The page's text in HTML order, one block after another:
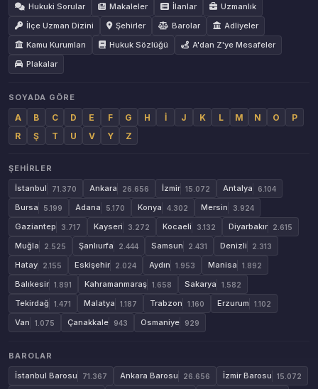
Hukuki Sorular
Makaleler İlanlar
Uzmanlık
İlçe Uzman Dizini
Şehirler Barolar
Adliyeler
Kamu Kurumları
Hukuk Sözlüğü
A'dan Z'ye Mesafeler
Plakalar
SOYADA GÖRE
A B C D E F G H İ J K L M N O
P
R
Ş T U V Y Z
ŞEHIRLER
İstanbul
71.370 Ankara 26.656 İzmir 15.072 Antalya 6.104
Bursa 5.199 Adana 5.170 Konya 4.302 Mersin 3.924
Gaziantep 3.717 Kayseri 3.272 Kocaeli 3.132 Diyarbakır 2.615
Muğla 2.525 Şanlıurfa 2.444 Samsun 2.431 Denizli 2.313
Hatay 2.155 Eskişehir 2.024 Aydın 1.953 Manisa 1.892
Balıkesir 1.891 Kahramanmaraş 1.658 Sakarya 1.582
Tekirdağ 1.471 Malatya 1.187 Trabzon 1.160 Erzurum 1.102
Van 1.075 Çanakkale 943 Osmaniye 929
BAROLAR
İstanbul Barosu
71.367 Ankara Barosu 26.656 İzmir Barosu 15.072